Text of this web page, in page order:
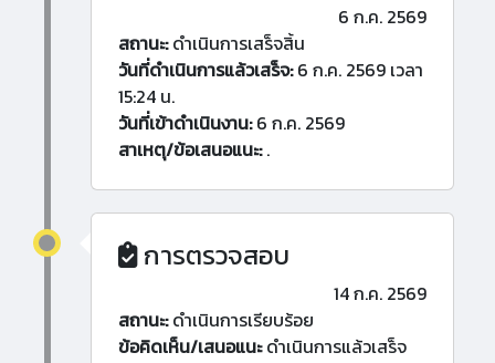
6 ก.ค. 2569
สถานะ:ดำเนินการเสร็จสิ้น
วันที่ดำเนินการแล้วเสร็จ:6 ก.ค. 2569 เวลา
15:24 น.
วันที่เข้าดำเนินงาน:6 ก.ค. 2569
สาเหตุ/ข้อเสนอแนะ:.
การตรวจสอบ
14 ก.ค. 2569
สถานะ:ดำเนินการเรียบร้อย
ข้อคิดเห็น/เสนอแนะดำเนินการแล้วเสร็จ